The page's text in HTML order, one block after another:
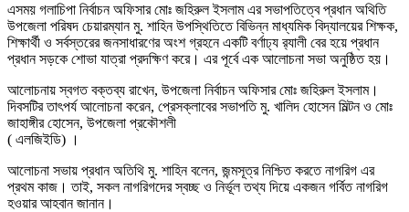
এসময় গলাচিপা নির্বাচন অফিসার মোঃ জহিরুল ইসলাম এর সভাপতিত্বে প্রধান অথিতি
উপজেলা পরিষদ চেয়ারম্যান মু. শাহিন উপস্থিতিতে বিভিন্ন মাধ্যমিক বিদ্যালয়ের শিক্ষক,
শিক্ষার্থী ও সর্বস্তরের জনসাধারণের অংশ গ্রহনে একটি বর্ণাঢ্য র‍্যালী বের হয়ে প্রধান
প্রধান সড়কে শোভা যাত্রা প্রদক্ষিণ করে। এর পূর্বে এক আলোচনা সভা অনুষ্ঠিত হয়।
আলোচনায় স্বগত বক্তব্য রাখেন, উপজেলা নির্বাচন অফিসার মোঃ জহিরুল ইসলাম।
দিবসটির তাৎপর্য আলোচনা করেন, প্রেসক্লাবের সভাপতি মু. খালিদ হোসেন মিল্টন ও মোঃ
জাহাঙ্গীর হোসেন, উপজেলা প্রকৌশলী
( এলজিইডি) ।
আলোচনা সভায় প্রধান অতিথি মু. শাহিন বলেন, জন্মসূত্র নিশ্চিত করতে নাগরিগ এর
প্রথম কাজ। তাই, সকল নাগরিগদের স্বচ্ছ ও নির্ভূল তথ্য দিয়ে একজন গর্বিত নাগরিগ
হওয়ার আহবান জানান।